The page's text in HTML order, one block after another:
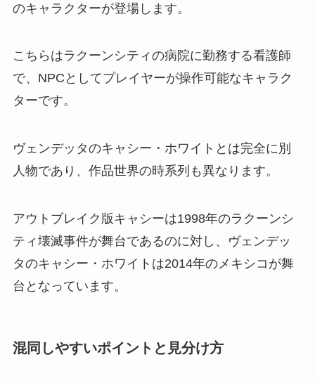
のキャラクターが登場します。
こちらはラクーンシティの病院に勤務する看護師
で、NPCとしてプレイヤーが操作可能なキャラク
ターです。
ヴェンデッタのキャシー・ホワイトとは完全に別
人物であり、作品世界の時系列も異なります。
アウトブレイク版キャシーは1998年のラクーンシ
ティ壊滅事件が舞台であるのに対し、ヴェンデッ
タのキャシー・ホワイトは2014年のメキシコが舞
台となっています。
混同しやすいポイントと見分け方